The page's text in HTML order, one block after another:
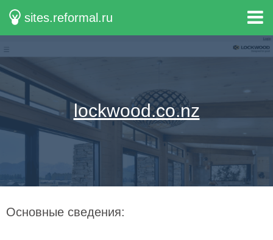
sites.reformal.ru
lockwood.co.nz
Основные сведения: